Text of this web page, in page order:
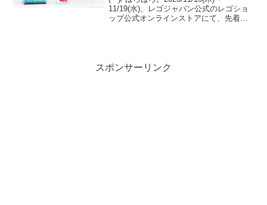
11/19(水)、レゴジャパン公式のレゴショ
ップ公式オンラインストアにて、先着で
スポンサーリンク